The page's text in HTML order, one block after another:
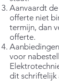
Aanvaardt
offerte niet
termijn, dan
offerte.
voor
dit schriftelijk